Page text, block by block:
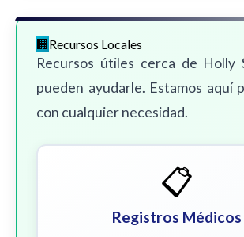
Recursos Locales
Recursos útiles cerca de Holly
pueden ayudarle. Estamos aquí
con cualquier necesidad.
📋
Registros Médicos